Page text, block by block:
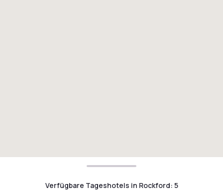
Verfügbare Tageshotels in Rockford: 5